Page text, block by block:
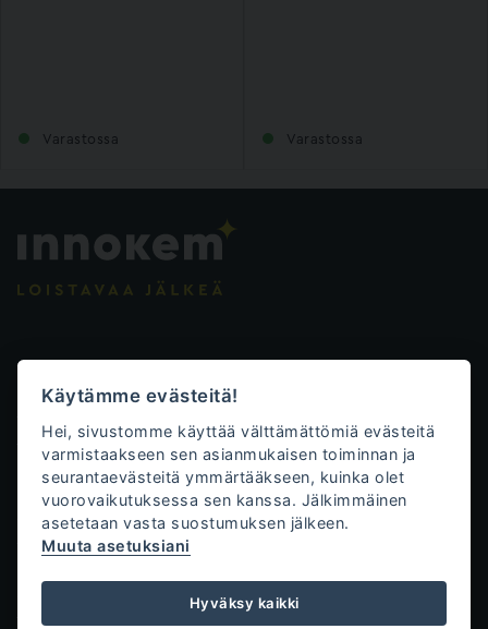
Varastossa Varastossa
Evästeasetukset
Tietosuojalauseke
Toimitusehdot
Innokem Oy
Väliköntie 10
70700 Kuopio
tilaukset@innokem.fi
Käytämme evästeitä!
Hei, sivustomme käyttää välttämättömiä evästeitä
varmistaakseen sen asianmukaisen toiminnan ja
seurantaevästeitä ymmärtääkseen, kuinka olet
vuorovaikutuksessa sen kanssa. Jälkimmäinen
asetetaan vasta suostumuksen jälkeen.
Muuta asetuksiani
Hyväksy kaikki